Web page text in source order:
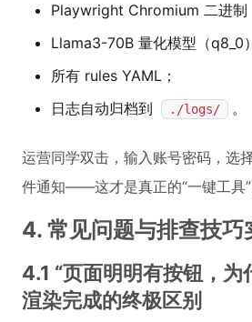
Playwright Chromium 二进制
Llama3-70B 量化模型（q8_0
所有 rules YAML；
日志自动归档到
./logs/ 。
运营同学双击，输入账号密码，选
件通知——这才是真正的“一键工具”
4. 常见问题与排查技
4.1 “页面明明有按钮，
渲染完成的终极区别